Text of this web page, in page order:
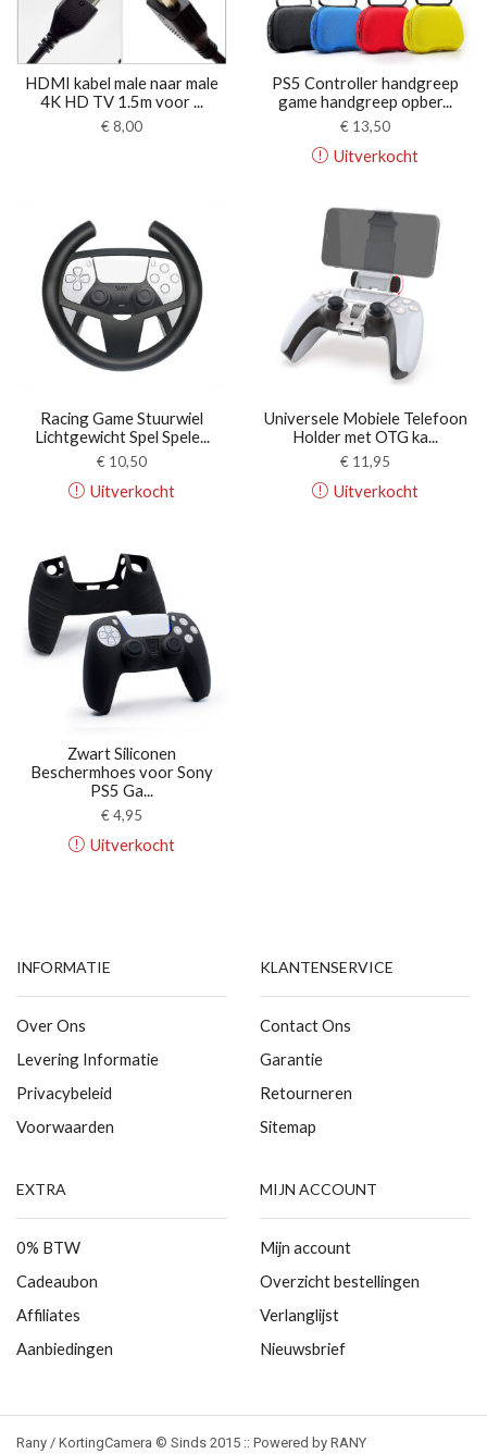
HDMI kabel male naar male
4K HD TV 1.5m voor ...
€8,00
PS5 Controller handgreep
game handgreep opber...
€ 13,50
Uitverkocht
Racing Game Stuurwiel
Lichtgewicht Spel Spele...
€ 10,50
Uitverkocht
Universele Mobiele Telefoon
Holder met OTG ka...
€ 11,95
Uitverkocht
Zwart Siliconen
Beschermhoes voor Sony
PS5 Ga...
€4,95
Uitverkocht
INFORMATIE
Over Ons
Levering Informatie
Privacybeleid
Voorwaarden
KLANTENSERVICE
Contact Ons
Garantie
Retourneren
Sitemap
EXTRA
0% BTW
Cadeaubon
Affiliates
Aanbiedingen
MIJN ACCOUNT
Mijn account
Overzicht bestellingen
Verlanglijst
Nieuwsbrief
Rany / KortingCamera © Sinds 2015 :: Powered by RANY